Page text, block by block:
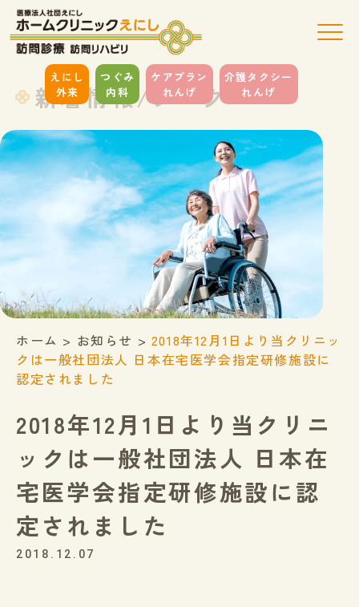
えにし
外来
つぐみ
内科
ケアプラン
れんげ
介護タクシー
れんげ
新着情報/ブログ
ホーム > お知らせ > 2018年12月1日より当クリニッ
クは一般社団法人 日本在宅医学会指定研修施設に
認定されました
2018年12月1日より当クリニ
ックは一般社団法人 日本在
宅医学会指定研修施設に認
定されました
2018.12.07